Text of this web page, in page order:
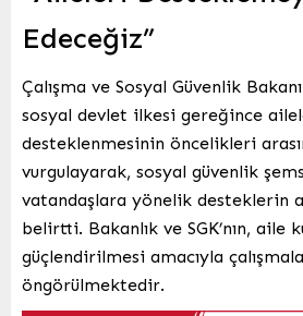
Edeceğiz”
Çalışma ve Sosyal Güvenlik
sosyal devlet ilkesi gereğince
desteklenmesinin öncelikleri
vurgulayarak, sosyal güvenlik
vatandaşlara yönelik desteklerin
belirtti. Bakanlık ve SGK’nın, aile
güçlendirilmesi amacıyla
öngörülmektedir.